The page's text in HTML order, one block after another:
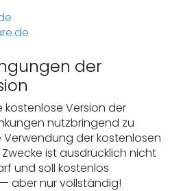
der
kostenlose Version der
nutzbringend zu
der kostenlosen
ist ausdrücklich nicht
und soll kostenlos
aber nur vollständig!